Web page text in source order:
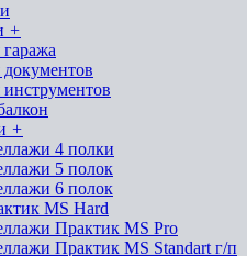
+
+
4 полки
5 полок
6 полок
MS Hard
Практик MS Pro
Практик MS Standart г/п